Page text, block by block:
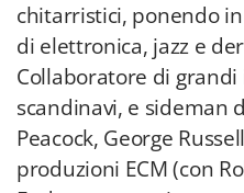
chitarristici, ponendo
di elettronica, jazz e
Collaboratore di
scandinavi, e sideman
Peacock, George
produzioni ECM (con